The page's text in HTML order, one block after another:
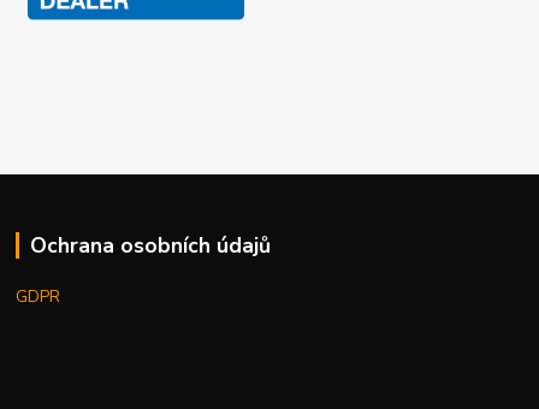
Ochrana osobních údajů
GDPR